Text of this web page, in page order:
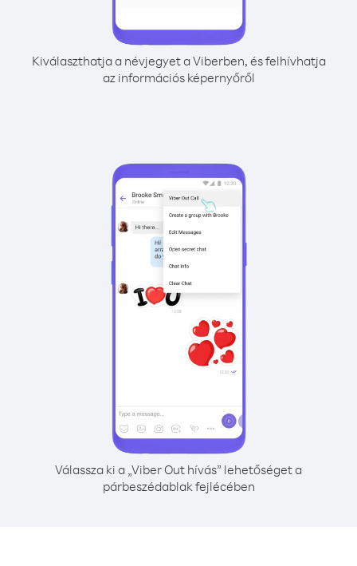
Kiválaszthatja a névjegyet a Viberben, és felhívhatja
az információs képernyőről
Válassza ki a „Viber Out hívás” lehetőséget a
párbeszédablak fejlécében